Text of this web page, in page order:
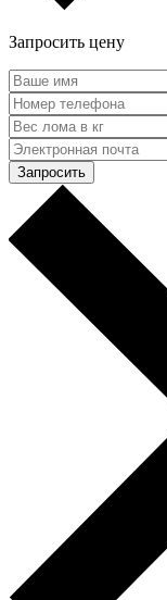
Запросить цену
Запросить